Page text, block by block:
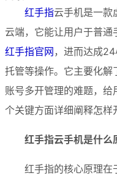
红手指云手机是一款
云端，它能让用户于普
红手指官网，进而达成
托管等操作。它主要化解
账号多开管理的难题，
个关键方面详细阐释怎样
红手指云手机是什么
红手指的核心原理在